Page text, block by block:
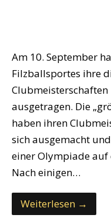
Am 10. September
Filzballsportes ihre
ausgetragen. Die
haben ihren
sich ausgemacht
einer Olympiade auf
Nach einigen…
Weiterlesen →